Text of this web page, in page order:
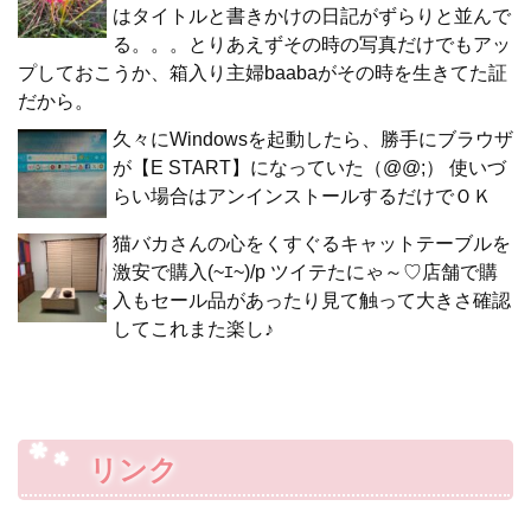
はタイトルと書きかけの日記がずらりと並んで
る。。。とりあえずその時の写真だけでもアッ
プしておこうか、箱入り主婦baabaがその時を生きてた証
だから。
久々にWindowsを起動したら、勝手にブラウザ
が【E START】になっていた（@@;） 使いづ
らい場合はアンインストールするだけでＯＫ
猫バカさんの心をくすぐるキャットテーブルを
激安で購入(~ｴ~)/p ツイテたにゃ～♡店舗で購
入もセール品があったり見て触って大きさ確認
してこれまた楽し♪
リンク